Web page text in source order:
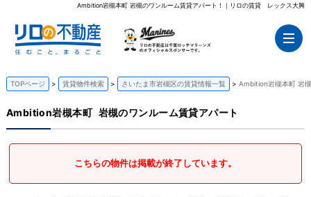
Ambition岩槻本町 岩槻のワンルーム賃貸アパート！｜リロの賃貸 レックス大興
TOPページ 賃貸物件検索 さいたま市岩槻区の賃貸情報一覧 Ambition岩槻本町 岩
Ambition岩槻本町 岩槻のワンルーム賃貸アパート
こちらの物件は掲載が終了しています。